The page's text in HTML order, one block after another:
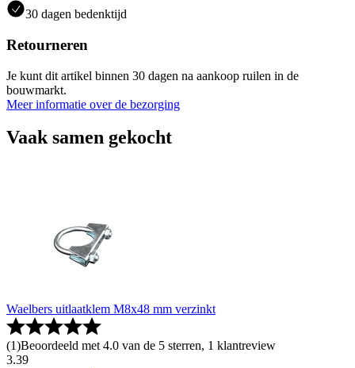
30 dagen bedenktijd
Retourneren
Je kunt dit artikel binnen 30 dagen na aankoop ruilen in de
bouwmarkt.
Meer informatie over de bezorging
Vaak samen gekocht
Waelbers uitlaatklem M8x48 mm verzinkt
(1)Beoordeeld met 4.0 van de 5 sterren, 1 klantreview
3.39